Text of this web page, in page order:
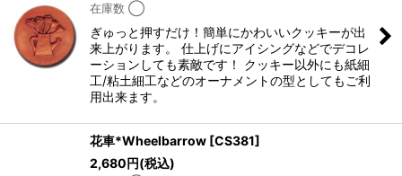
在庫数 ◯
ぎゅっと押すだけ！簡単にかわいいクッキーが出
来上がります。 仕上げにアイシングなどでデコレ
ーションしても素敵です！ クッキー以外にも紙細
工/粘土細工などのオーナメントの型としてもご利
用出来ます。
花車*Wheelbarrow [CS381]
2,680円(税込)